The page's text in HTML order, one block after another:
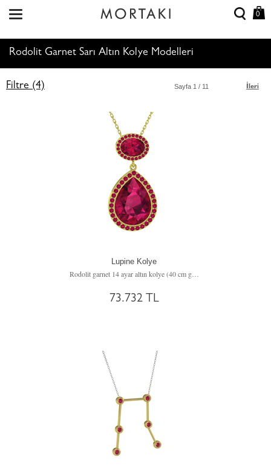
0
Rodolit Garnet Sarı Altın Kolye Modelleri
Filtre (4) İleri
Sayfa 1 / 11
Lupine Kolye
Rodolit garnet 14 ayar altın kolye (40 cm gümüş rolo zincir)
73.732 TL